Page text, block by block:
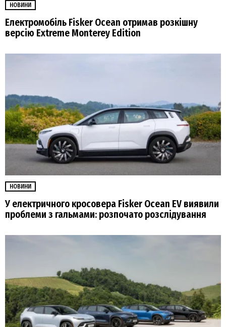
НОВИНИ
Електромобіль Fisker Ocean отримав розкішну
версію Extreme Monterey Edition
НОВИНИ
У електричного кросовера Fisker Ocean EV виявили
проблеми з гальмами: розпочато розслідування